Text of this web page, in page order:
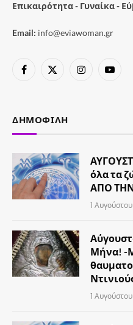
Επικαιρότητα - Γυναίκα -
Email: info@eviawoman.gr
Facebook
X
Instagram
ΔΗΜΟΦΙΛΉ
όλα τα
ΑΠΟ
1
Μήνα! -
1